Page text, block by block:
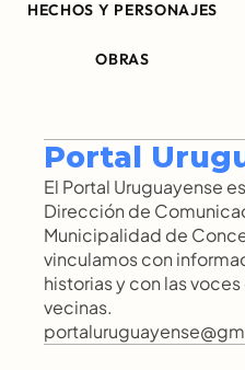
HECHOS Y PERSONAJES
OBRAS
Portal
El Portal Uruguayense
Dirección de
Municipalidad de
vinculamos con
historias y con las
vecinas.